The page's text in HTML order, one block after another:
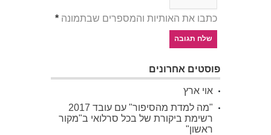
כתבו את האותיות והמספרים שבתמונה *
פוסטים אחרונים
אוי ארץ
"מה למדת מהסיפור" עם עובד 2017
רשימת ביקורת של בכל סרלואי ב"מקור
ראשון"